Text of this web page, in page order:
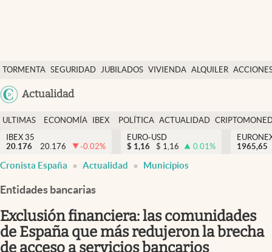
TORMENTA SEGURIDAD JUBILADOS VIVIENDA ALQUILER
USA
Actualidad
Economía y finanzas
Política
Actualidad
Criptomonedas
España
ULTIMAS
NOTICIAS
ECONOMÍA
FINANZAS
IBEX
EURO
POLÍTICA ACTUALIDAD
IBEX 35
20.176
20.176 -0.02%
EURO-USD
$ 1,16 $ 1,16 0.01%
1965,65
Cronista España Actualidad Municipios
Entidades bancarias
Exclusión financiera: las comunidades
de España que más redujeron la brecha
de acceso a servicios bancarios